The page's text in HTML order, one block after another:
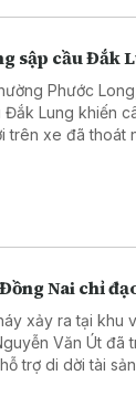
sập cầu Đắk
Phước
Lung khiến
trên xe đã thoát
Nai chỉ
xảy ra tại khu
Văn Út đã
trợ di dời tài